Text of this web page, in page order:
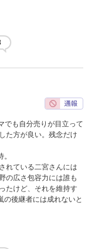
でも自分売りが目立って
た方が良い。残念だけ
れている二宮さんには
の広さ包容力には誰も
たけど、それを維持す
の後継者には成れないと